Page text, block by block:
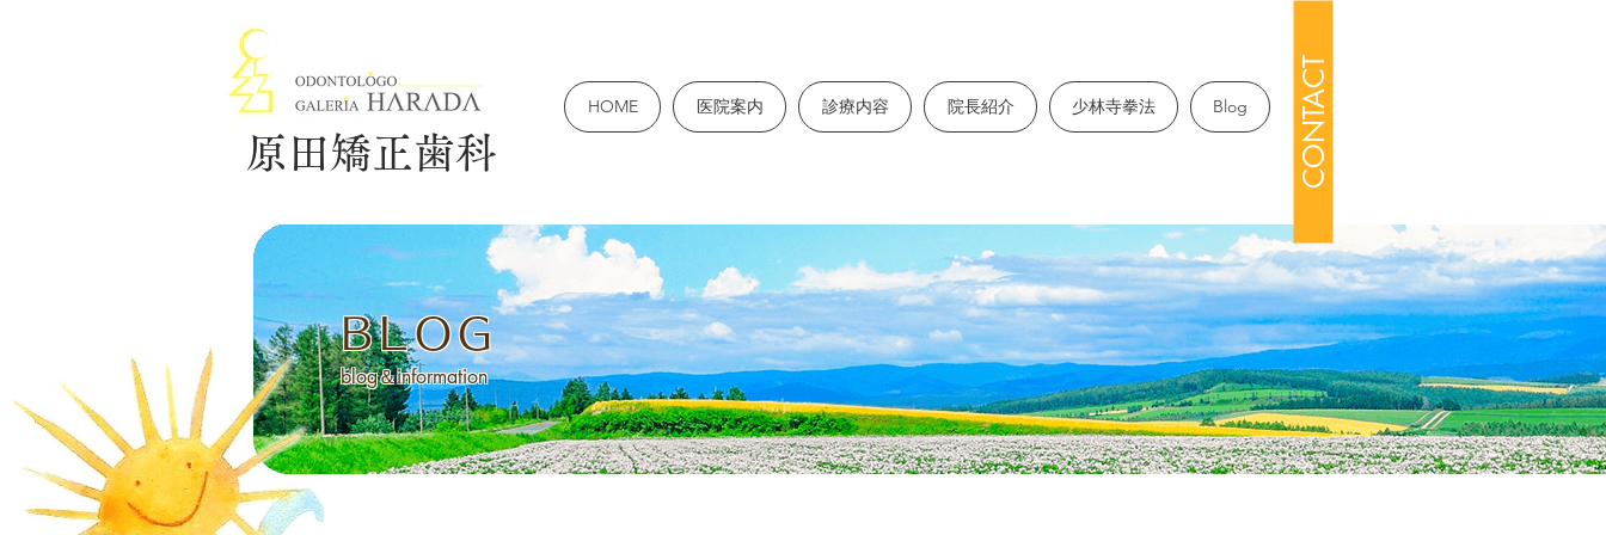
原田矯正歯科 CONTACT
HOME 医院案内 診療内容 院長紹介 少林寺拳法 Blog
BLOG
blog＆information